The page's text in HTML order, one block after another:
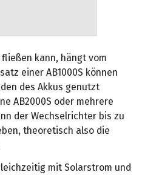
kann, hängt vom
einer AB1000S können
des Akkus genutzt
AB2000S oder mehrere
der Wechselrichter bis zu
theoretisch also die
mit Solarstrom und